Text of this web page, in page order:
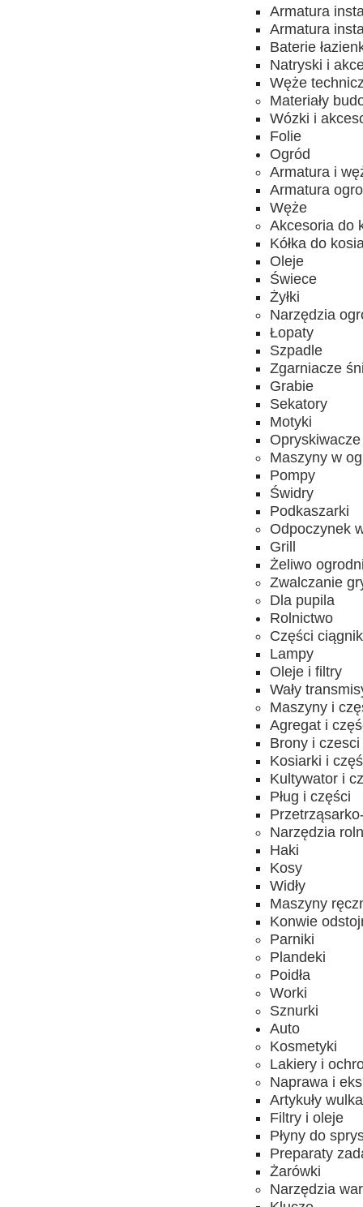
Armatura
Armatura
Baterie
Natryski i
Węże
Materiały
Wózki i
Folie
Ogród
Armatura i
Armatura
Węże
Akcesoria do
Kółka do
Oleje
Świece
Żyłki
Narzędzia
Łopaty
Szpadle
Zgarniacze
Grabie
Sekatory
Motyki
Opryskiwacze
Maszyny w
Pompy
Świdry
Podkaszarki
Odpoczynek
Grill
Żeliwo
Zwalczanie
Dla pupila
Rolnictwo
Części
Lampy
Oleje i filtry
Wały
Maszyny i
Agregat i
Brony i czesci
Kosiarki i
Kultywator i
Pług i części
Narzędzia
Haki
Kosy
Widły
Maszyny
Konwie
Parniki
Plandeki
Poidła
Worki
Sznurki
Auto
Kosmetyki
Lakiery i
Naprawa i
Artykuły
Filtry i oleje
Płyny do
Preparaty
Żarówki
Narzędzia